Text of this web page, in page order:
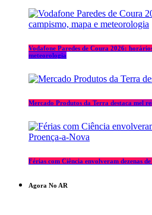
Vodafone Paredes de Coura 2026:
meteorologia
Mercado Produtos da Terra destaca mel
Férias com Ciência envolveram dezenas
Agora No AR